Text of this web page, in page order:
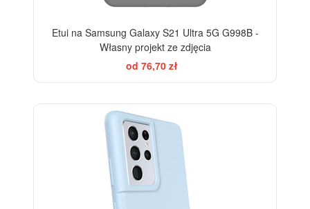
Etui na Samsung Galaxy S21 Ultra 5G G998B -
Własny projekt ze zdjęcia
od 76,70 zł